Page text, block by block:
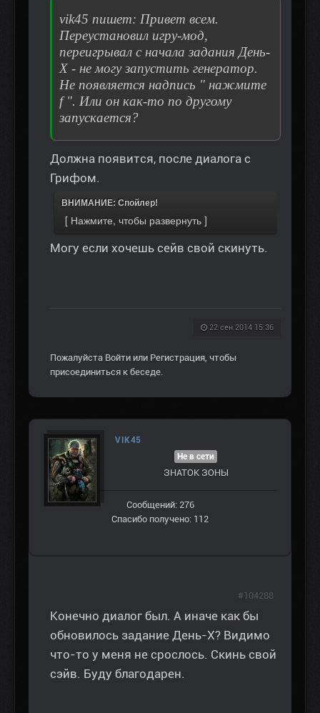
vik45 пишет: Привет всем.
Переустановил игру-мод,
переигрывал с начала задания День-
X - не могу запустить генератор.
Не появляется надпись " нажмите
f ". Или он как-то по другому
запускается?
Должна появится, после диалога с
Грифом.
ВНИМАНИЕ: Спойлер!
Могу если хочешь сейв свой скинуть.
22 сен 2014 15:36
Пожалуйста Войти или Регистрация , чтобы
присоединиться к беседе.
VIK45
Не в сети
ЗНАТОК ЗОНЫ
Сообщений: 276
Спасибо получено: 112
Конечно диалог был. А иначе как бы
обновилось задание День-Х? Видимо
что-то у меня не срослось. Скинь свой
сэйв. Буду благодарен.
#104288